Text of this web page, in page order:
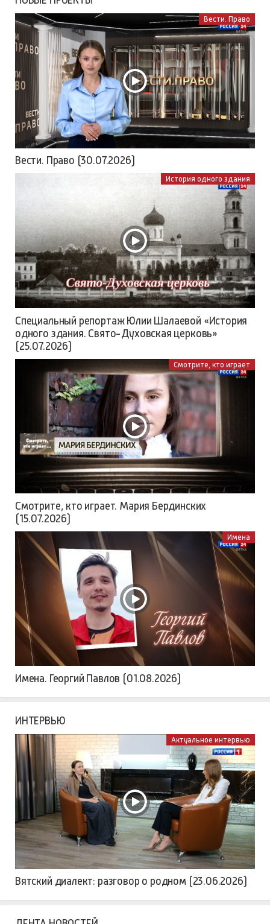
Вести. Право
Вести. Право (30.07.2026)
История одного здания
Специальный репортаж Юлии Шалаевой «История
одного здания. Свято-Духовская церковь»
(25.07.2026)
Смотрите, кто играет
Смотрите, кто играет. Мария Бердинских
(15.07.2026)
Имена
Имена. Георгий Павлов (01.08.2026)
ИНТЕРВЬЮ
Актуальное интервью
Вятский диалект: разговор о родном (23.06.2026)